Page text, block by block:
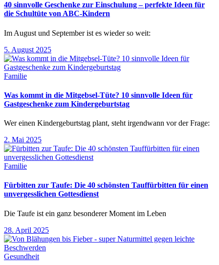
40 sinnvolle Geschenke zur Einschulung – perfekte Ideen für
die Schultüte von ABC-Kindern
Im August und September ist es wieder so weit:
5. August 2025
Familie
Was kommt in die Mitgebsel-Tüte? 10 sinnvolle Ideen für
Gastgeschenke zum Kindergeburtstag
Wer einen Kindergeburtstag plant, steht irgendwann vor der Frage:
2. Mai 2025
Familie
Fürbitten zur Taufe: Die 40 schönsten Tauffürbitten für einen
unvergesslichen Gottesdienst
Die Taufe ist ein ganz besonderer Moment im Leben
28. April 2025
Gesundheit